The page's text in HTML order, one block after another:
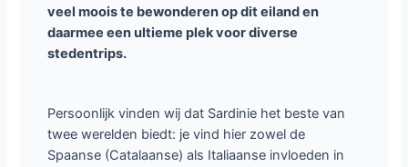
veel moois te bewonderen op dit eiland en
daarmee een ultieme plek voor diverse
stedentrips.
Persoonlijk vinden wij dat Sardinie het beste van
twee werelden biedt: je vind hier zowel de
Spaanse (Catalaanse) als Italiaanse invloeden in